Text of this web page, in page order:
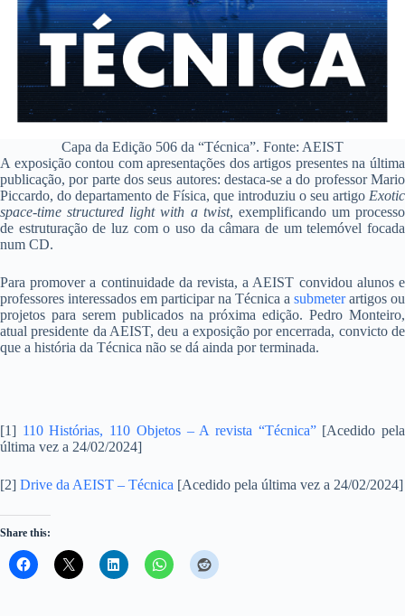
Capa da Edição 506 da “Técnica”. Fonte: AEIST
A exposição contou com apresentações dos artigos presentes na última
publicação, por parte dos seus autores: destaca-se a do professor Mario
Piccardo, do departamento de Física, que introduziu o seu artigo Exotic
space-time structured light with a twist, exemplificando um processo
de estruturação de luz com o uso da câmara de um telemóvel focada
num CD.
Para promover a continuidade da revista, a AEIST convidou alunos e
professores interessados em participar na Técnica a submeterartigos ou
projetos para serem publicados na próxima edição. Pedro Monteiro,
atual presidente da AEIST, deu a exposição por encerrada, convicto de
que a história da Técnica não se dá ainda por terminada.
[1] 110 Histórias, 110 Objetos – A revista “Técnica”[Acedido pela
última vez a 24/02/2024]
[2] Drive da AEIST – Técnica [Acedido pela última vez a 24/02/2024]
Share this: